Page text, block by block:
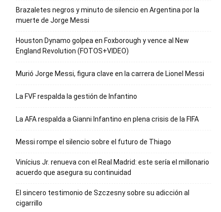
Brazaletes negros y minuto de silencio en Argentina por la
muerte de Jorge Messi
Houston Dynamo golpea en Foxborough y vence al New
England Revolution (FOTOS+VIDEO)
Murió Jorge Messi, figura clave en la carrera de Lionel Messi
La FVF respalda la gestión de Infantino
La AFA respalda a Gianni Infantino en plena crisis de la FIFA
Messi rompe el silencio sobre el futuro de Thiago
Vinícius Jr. renueva con el Real Madrid: este sería el millonario
acuerdo que asegura su continuidad
El sincero testimonio de Szczesny sobre su adicción al
cigarrillo